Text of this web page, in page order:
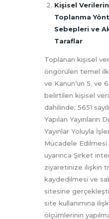
Kişisel
Toplanma
Sebepleri ve
Taraflar
Toplanan kişisel
öngörülen temel
ve Kanun’un 5. ve
belirtilen kişisel
dahilinde; 5651
Yapılan Yayınların
Yayınlar Yoluyla
Mücadele Edilmesi
uyarınca Şirket
ziyaretinize ilişkin
kaydedilmesi ve
sitesine
site kullanımına
ölçümlerinin